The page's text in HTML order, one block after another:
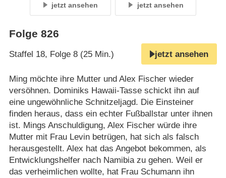
jetzt ansehen jetzt ansehen
Folge 826
Staffel 18, Folge 8 (25 Min.) jetzt ansehen
Ming möchte ihre Mutter und Alex Fischer wieder
versöhnen. Dominiks Hawaii-Tasse schickt ihn auf
eine ungewöhnliche Schnitzeljagd. Die Einsteiner
finden heraus, dass ein echter Fußballstar unter ihnen
ist. Mings Anschuldigung, Alex Fischer würde ihre
Mutter mit Frau Levin betrügen, hat sich als falsch
herausgestellt. Alex hat das Angebot bekommen, als
Entwicklungshelfer nach Namibia zu gehen. Weil er
das verheimlichen wollte, hat Frau Schumann ihn